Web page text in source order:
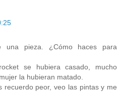
una pieza. ¿Cómo haces para
se hubiera casado, mucho
la hubieran matado.
recuerdo peor, veo las pintas y me